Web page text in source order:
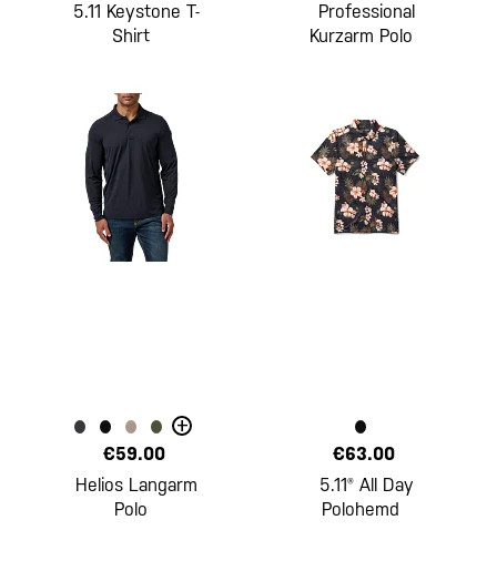
5.11 Keystone T-
Shirt
Professional
Kurzarm Polo
+
€59.00
Helios Langarm
Polo
€63.00
5.11® All Day
Polohemd